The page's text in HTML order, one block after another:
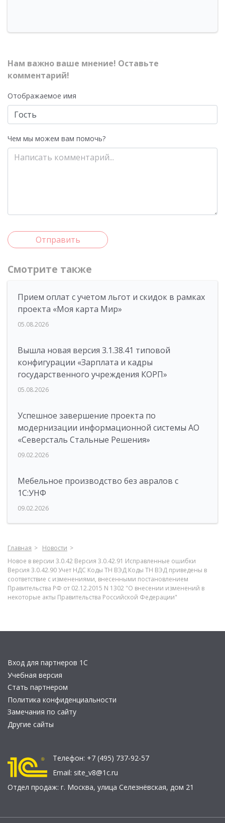
Нам важно ваше мнение! Оставьте
комментарий!
Отображаемое имя
Чем мы можем вам помочь?
Отправить
Смотрите также
Прием оплат с учетом льгот и скидок в рамках
проекта «Моя карта Мир»
05.08.2026
Вышла новая версия 3.1.38.41 типовой
конфигурации «Зарплата и кадры
государственного учреждения КОРП»
05.08.2026
Успешное завершение проекта по
модернизации информационной системы АО
«Северсталь Стальные Решения»
09.02.2026
Мебельное производство без авралов с
1С:УНФ
09.02.2026
Главная
Новости
Новое в версии 3.0.42 Версия 3.0.42.91 Исправленные ошибки
Версия 3.0.42.90 Учет НДС Коды ТН ВЭД Коды ТН ВЭД приведены в
соответствие с изменениями, внесенными постановлением
Правительства РФ от 02.12.2015 N 1302 "О внесении изменений в
некоторые акты Правительства Российской Федерации"
Вход для партнеров 1С
Учебная версия
Стать партнером
Политика конфиденциальности
Замечания по сайту
Другие сайты
Телефон: +7 (495) 737-92-57
Email: site_v8@1c.ru
Отдел продаж: г. Москва, улица Селезнёвская, дом 21